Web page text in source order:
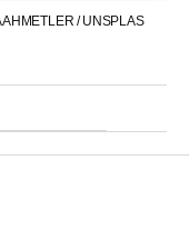
AHMETLER / UNSPLAS